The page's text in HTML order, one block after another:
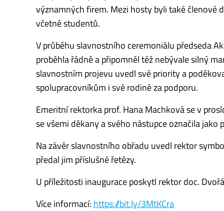
významných firem. Mezi hosty byli také členové
včetně studentů.
V průběhu slavnostního ceremoniálu předseda
proběhla řádně a připomněl též nebývale silný
slavnostním projevu uvedl své priority a
spolupracovníkům i své rodině za podporu.
Emeritní rektorka prof. Hana Machková se v
se všemi děkany a svého nástupce označila jako
Na závěr slavnostního obřadu uvedl rektor
předal jim příslušné řetězy.
U příležitosti inaugurace poskytl rektor doc.
Více informací: https://bit.ly/3MtKCra